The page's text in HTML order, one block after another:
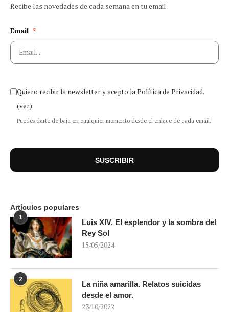
Recibe las novedades de cada semana en tu email
Email *
Quiero recibir la newsletter y acepto la Política de Privacidad.
(ver)
Puedes darte de baja en cualquier momento desde el enlace de cada email.
Artículos populares
1
Luis XIV. El esplendor y la sombra del
Rey Sol
15/05/2024
2
La niña amarilla. Relatos suicidas
desde el amor.
23/10/2022